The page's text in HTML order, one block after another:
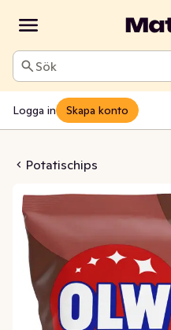
Sök
Logga in Skapa konto
Potatischips
Grill